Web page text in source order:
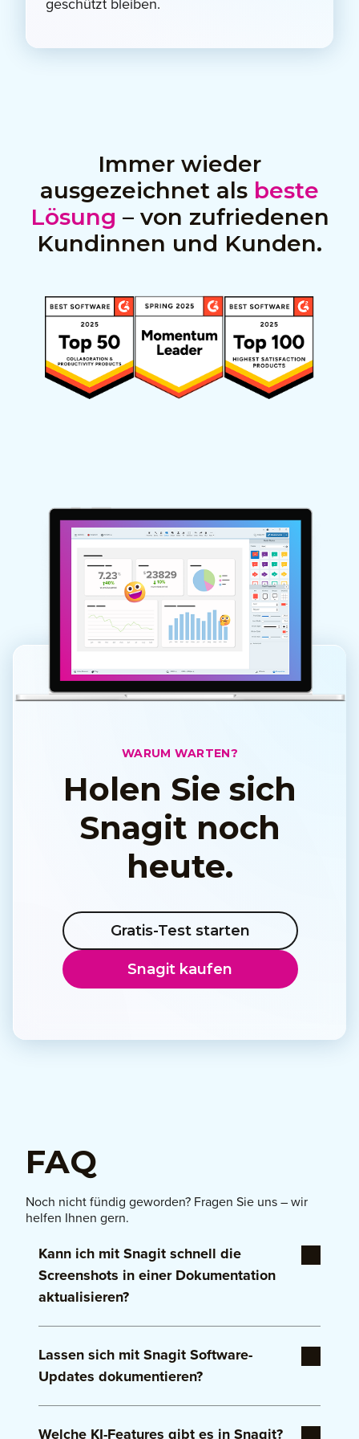
geschützt bleiben.
Immer wieder
ausgezeichnet als beste
Lösung – von zufriedenen
Kundinnen und Kunden.
WARUM WARTEN?
Holen Sie sich
Snagit noch
heute.
Gratis-Test starten
Snagit kaufen
FAQ
Noch nicht fündig geworden? Fragen Sie uns – wir
helfen Ihnen gern.
Kann ich mit Snagit schnell die
Screenshots in einer Dokumentation
aktualisieren?
Anmerkungen und Vorlagen ist es ganz einfach,
neue UI aufzunehmen und alte zu ersetzen.
Lassen sich mit Snagit Software-
Updates dokumentieren?
Änderungen schnell bildlich dokumentieren. Tools
Welche KI-Features gibt es in Snagit?